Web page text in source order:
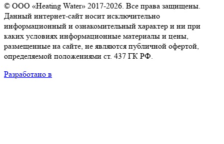
© ООО «Heating Water» 2017-2026. Все права защищены.
Данный интернет-сайт носит исключительно
информационный и ознакомительный характер и ни при
каких условиях информационные материалы и цены,
размещенные на сайте, не являются публичной офертой,
определяемой положениями ст. 437 ГК РФ.
Разработано в